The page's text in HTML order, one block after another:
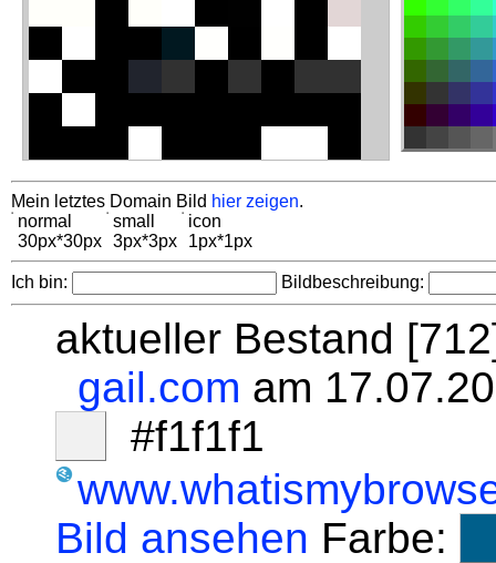
Mein letztes Domain Bild hier zeigen.
normal
30px*30px
small
3px*3px
icon
1px*1px
Ich bin: Bildbeschreibung:
aktueller Bestand
gail.com am
#f1f1f1
Bild ansehen Farbe: